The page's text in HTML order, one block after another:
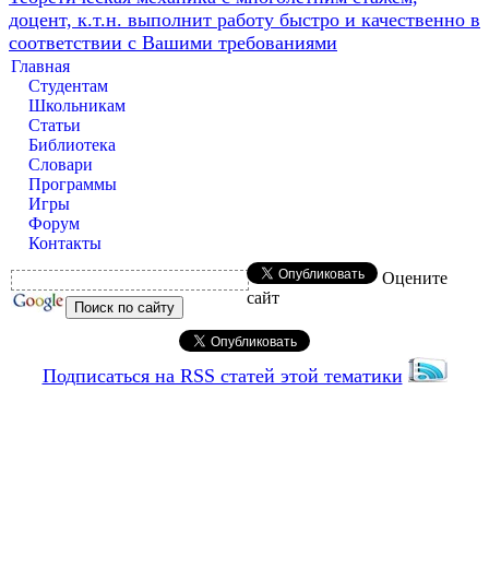
доцент, к.т.н. выполнит работу быстро и качественно в
соответствии с Вашими требованиями
Главная
Студентам
Школьникам
Статьи
Библиотека
Словари
Программы
Игры
Форум
Контакты
Оцените
сайт
Подписаться на RSS статей этой тематики